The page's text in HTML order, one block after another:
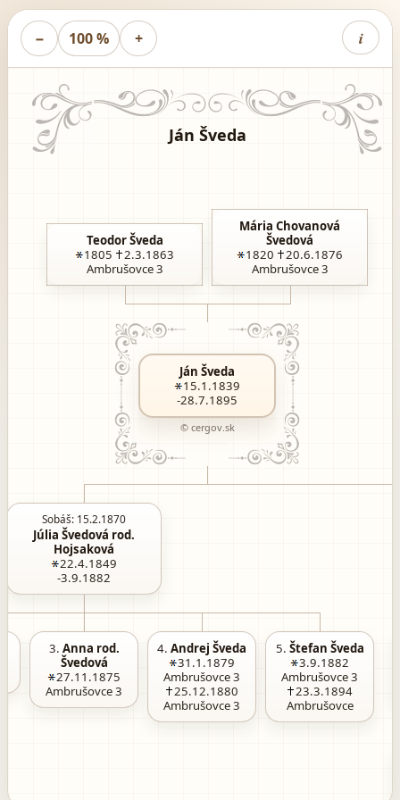
− 100 % + i
Ján Šveda
Teodor Šveda
1805
2.3.1863
Ambrušovce 3
Mária Chovanová
Švedová
1820
20.6.1876
Ambrušovce 3
Ján Šveda
15.1.1839
-28.7.1895
© cergov.sk
Sobáš: 15.2.1870
Júlia Švedová rod.
Hojsaková
22.4.1849
-3.9.1882
3. Anna rod.
Švedová
27.11.1875
Ambrušovce 3
4. Andrej Šveda
31.1.1879
Ambrušovce 3
25.12.1880
Ambrušovce 3
5. Štefan Šveda
3.9.1882
Ambrušovce 3
23.3.1894
Ambrušovce